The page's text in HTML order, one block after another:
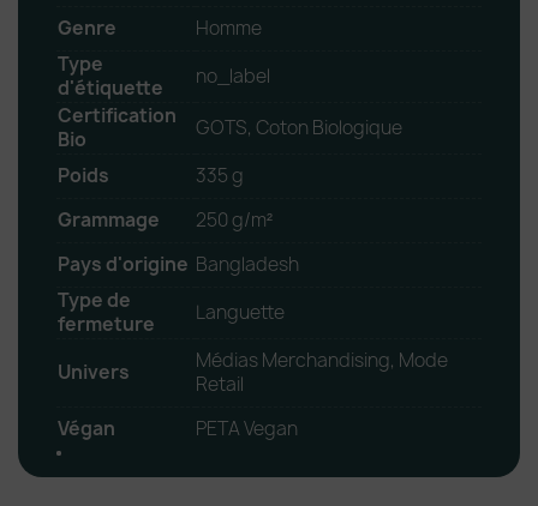
Genre
Homme
Type
d'étiquette
no_label
Certification
Bio
GOTS, Coton Biologique
Poids
335 g
Grammage
250 g/m²
Pays d'origine Bangladesh
Type de
fermeture
Languette
Univers
Médias Merchandising, Mode
Retail
Végan
PETA Vegan